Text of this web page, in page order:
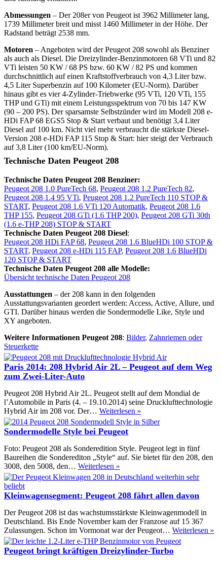
Abmessungen – Der 208er von Peugeot ist 3962 Millimeter lang,
1739 Millimeter breit und misst 1460 Millimeter in der Höhe. Der
Radstand beträgt 2538 mm.
Motoren – Angeboten wird der Peugeot 208 sowohl als Benziner
als auch als Diesel. Die Dreizylinder-Benzinmotoren 68 VTi und 82
VTi leisten 50 KW / 68 PS bzw. 60 KW / 82 PS und kommen
durchschnittlich auf einen Kraftstoffverbrauch von 4,3 Liter bzw.
4,5 Liter Superbenzin auf 100 Kilometer (EU-Norm). Darüber
hinaus gibt es vier 4-Zylinder-Triebwerke (95 VTi, 120 VTi, 155
THP und GTi) mit einem Leistungsspektrum von 70 bis 147 KW
(90 – 200 PS). Der sparsamste Selbstzünder wird im Modell 208 e-
HDi FAP 68 EGS5 Stop & Start verbaut und benötigt 3,4 Liter
Diesel auf 100 km. Nicht viel mehr verbraucht die stärkste Diesel-
Version 208 e-HDi FAP 115 Stop & Start: hier steigt der Verbrauch
auf 3,8 Liter (100 km/EU-Norm).
Technische Daten Peugeot 208
Technische Daten Peugeot 208 Benziner:
Peugeot 208 1.0 PureTech 68, Peugeot 208 1.2 PureTech 82,
Peugeot 208 1.4 95 VTi, Peugeot 208 1.2 PureTech 110 STOP &
START, Peugeot 208 1.6 VTi 120 Automatik, Peugeot 208 1.6
THP 155, Peugeot 208 GTi (1.6 THP 200), Peugeot 208 GTi 30th
(1.6 e-THP 208) STOP & START
Technische Daten Peugeot 208 Diesel:
Peugeot 208 HDi FAP 68, Peugeot 208 1.6 BlueHDi 100 STOP &
START, Peugeot 208 e-HDi 115 FAP, Peugeot 208 1.6 BlueHDi
120 STOP & START
Technische Daten Peugeot 208 alle Modelle:
Übersicht technische Daten Peugeot 208
Ausstattungen – der 208 kann in den folgenden
Ausstattungsvarianten geordert werden: Access, Active, Allure, und
GTI. Darüber hinaus werden die Sondermodelle Like, Style und
XY angeboten.
Weitere Informationen Peugeot 208: Bilder, Zahnriemen oder
Steuerkette
Paris 2014: 208 Hybrid Air 2L – Peugeot auf dem Weg
zum Zwei-Liter-Auto
Peugeot 208 Hybrid Air 2L. Peugeot stellt auf dem Mondial de
l’Automobile in Paris (4. – 19.10.2014) seine Drucklufttechnologie
Hybrid Air im 208 vor. Der… Weiterlesen »
2014:
208
Air
2L
Peugeot
auf
Weg
zum
Zwei-
Liter-
Auto
Sondermodelle Style bei Peugeot
Foto: Peugeot 208 als Sonderedition Style. Peugeot legt in fünf
Baureihen die Sonderediton „Style“ auf. Sie bietet für den 208, den
3008, den 5008, den… Weiterlesen »
Style
bei
Peugeot
Kleinwagensegment: Peugeot 208 fährt allen davon
Der Peugeot 208 ist das wachstumsstärkste Kleinwagenmodell in
Deutschland. Bis Ende November kam der Franzose auf 15 367
Zulassungen. Schon im Vormonat war der Peugeot… Weiterlesen »
Peugeot bringt kräftigen Dreizylinder-Turbo